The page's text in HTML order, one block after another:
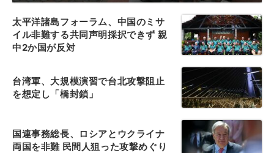
太平洋諸島フォーラム、中国のミサ
イル非難する共同声明採択できず 親
中2か国が反対
台湾軍、大規模演習で台北攻撃阻止
を想定し「橋封鎖」
国連事務総長、ロシアとウクライナ
両国を非難 民間人狙った攻撃めぐり